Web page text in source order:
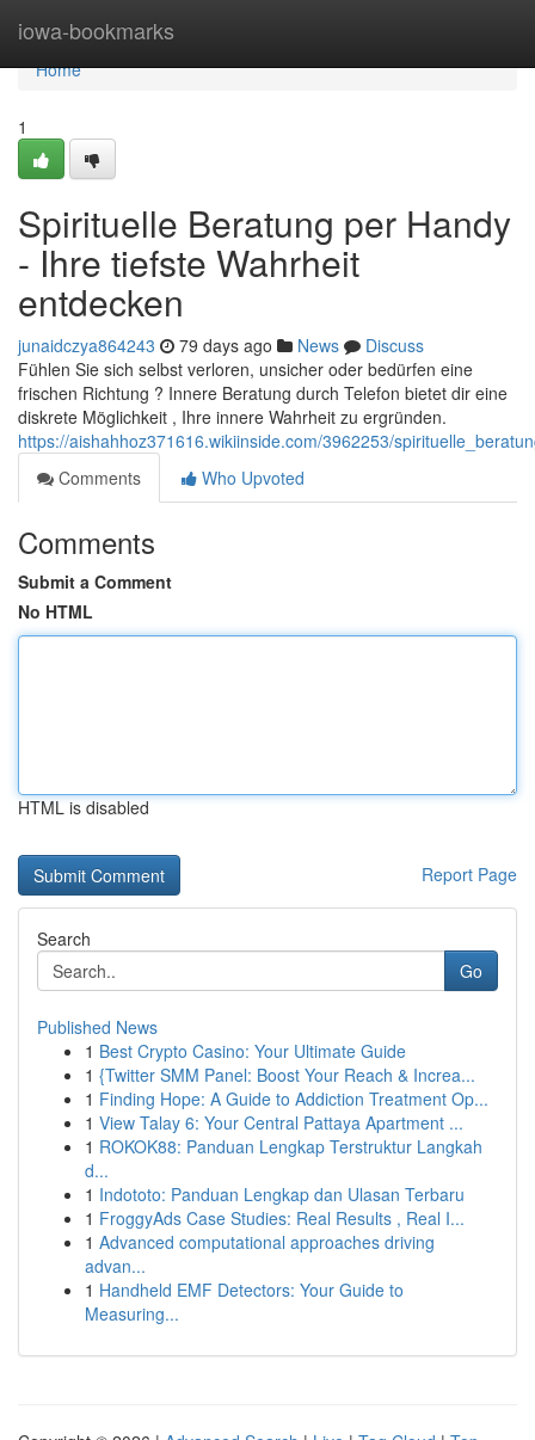
iowa-bookmarks
Home
Home
1
Spirituelle Beratung per Handy
- Ihre tiefste Wahrheit
entdecken
junaidczya864243 79 days ago News
Discuss
Fühlen Sie sich selbst verloren, unsicher oder bedürfen eine
frischen Richtung ? Innere Beratung durch Telefon bietet dir eine
diskrete Möglichkeit , Ihre innere Wahrheit zu ergründen.
https://aishahhoz371616.wikiinside.com/3962253/
Comments
Who Upvoted
Comments
Submit a Comment
No HTML
HTML is disabled
Report Page
Search
Go
Published News
1 Best Crypto Casino: Your Ultimate Guide
1 {Twitter SMM Panel: Boost Your Reach & Increa...
1 Finding Hope: A Guide to Addiction Treatment Op...
1 View Talay 6: Your Central Pattaya Apartment ...
1 ROKOK88: Panduan Lengkap Terstruktur Langkah
d...
1 Indototo: Panduan Lengkap dan Ulasan Terbaru
1 FroggyAds Case Studies: Real Results , Real I...
1 Advanced computational approaches driving
advan...
1 Handheld EMF Detectors: Your Guide to
Measuring...